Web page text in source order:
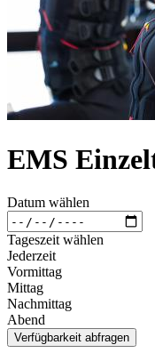
EMS
Datum wählen
Tageszeit wählen
Jederzeit
Vormittag
Mittag
Nachmittag
Abend
Verfügbarkeit abfragen